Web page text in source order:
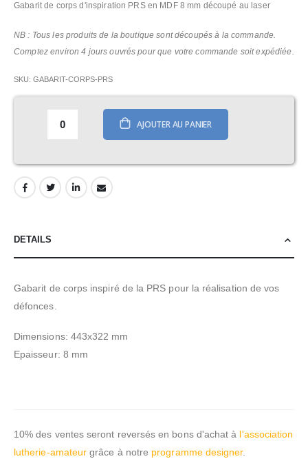
images
Gabarit de corps d'inspiration PRS en MDF 8 mm découpé au laser
NB : Tous les produits de la boutique sont découpés à la commande.
Comptez environ 4 jours ouvrés pour que votre commande soit expédiée.
SKU GABARIT-CORPS-PRS
AJOUTER AU PANIER
DETAILS
Gabarit de corps inspiré de la PRS pour la réalisation de vos
défonces.
Dimensions: 443x322 mm
Epaisseur: 8 mm
10% des ventes seront reversés en bons d'achat à l'association
lutherie-amateur grâce à notre programme designer.